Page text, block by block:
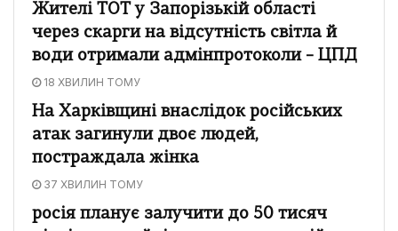
Жителі ТОТ у Запорізькій області
через скарги на відсутність світла й
води отримали адмінпротоколи – ЦПД
18 ХВИЛИН ТОМУ
На Харківщині внаслідок російських
атак загинули двоє людей,
постраждала жінка
37 ХВИЛИН ТОМУ
росія планує залучити до 50 тисяч